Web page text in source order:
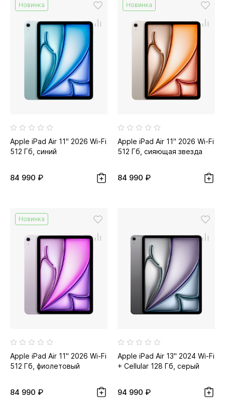
Новинка
Apple iPad Air 11" 2026 Wi-Fi
512 Гб, синий
84 990 ₽
Новинка
Apple iPad Air 11" 2026 Wi-Fi
512 Гб, сияющая звезда
84 990 ₽
Новинка
Apple iPad Air 11" 2026 Wi-Fi
512 Гб, фиолетовый
84 990 ₽
Apple iPad Air 13" 2024 Wi-Fi
+ Cellular 128 Гб, серый
94 990 ₽